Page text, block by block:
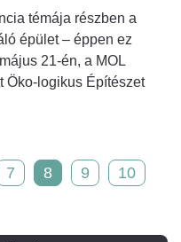
témája részben a
épület – éppen ez
21-én, a MOL
Öko-logikus Építészet
7 8 9
10